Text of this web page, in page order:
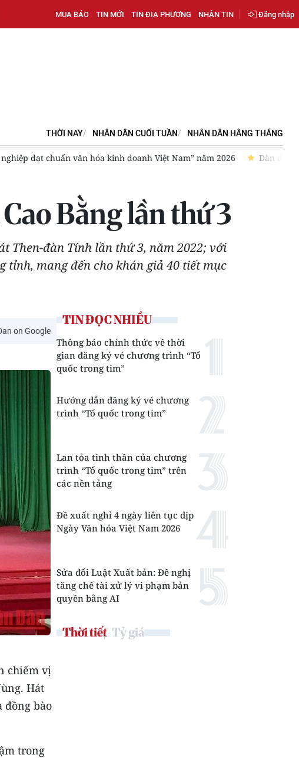
MUA BÁO TIN MỚI TIN ĐỊA PHƯƠNG NHẬN TIN Đăng nhập
THỜI NAY NHÂN DÂN CUỐI TUẦN NHÂN DÂN HẰNG THÁNG
chuẩn văn hóa kinh doanh Việt Nam” năm 2026 Dàn diễn viên
Bằng lần thứ 3
Then-đàn Tính lần thứ 3, năm 2022; với
tỉnh, mang đến cho khán giả 40 tiết mục
on Google
chiếm vị
Hát
đồng bào
trong
TIN ĐỌC NHIỀU
Thông báo chính thức về thời
gian đăng ký vé chương trình “Tổ
quốc trong tim”
Hướng dẫn đăng ký vé chương
trình “Tổ quốc trong tim”
Lan tỏa tinh thần của chương
trình “Tổ quốc trong tim” trên
các nền tảng
Đề xuất nghỉ 4 ngày liên tục dịp
Ngày Văn hóa Việt Nam 2026
Sửa đổi Luật Xuất bản: Đề nghị
tăng chế tài xử lý vi phạm bản
quyền bằng AI
Thời tiết Tỷ giá